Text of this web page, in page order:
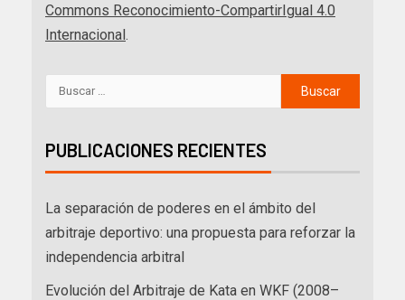
Commons Reconocimiento-CompartirIgual 4.0
Internacional.
PUBLICACIONES RECIENTES
La separación de poderes en el ámbito del
arbitraje deportivo: una propuesta para reforzar la
independencia arbitral
Evolución del Arbitraje de Kata en WKF (2008–